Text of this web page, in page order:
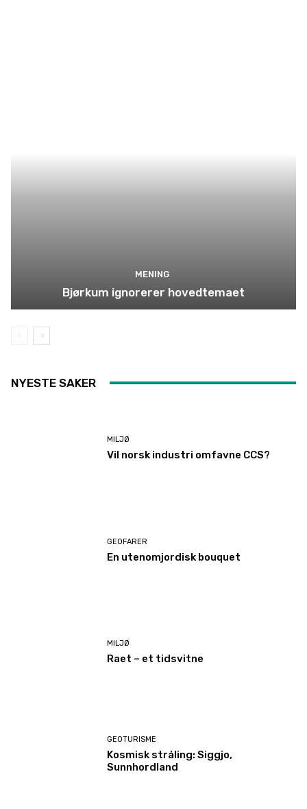
MENING
Bjørkum ignorerer hovedtemaet
NYESTE SAKER
MILJØ
Vil norsk industri omfavne CCS?
GEOFARER
En utenomjordisk bouquet
MILJØ
Raet – et tidsvitne
GEOTURISME
Kosmisk stråling: Siggjo,
Sunnhordland